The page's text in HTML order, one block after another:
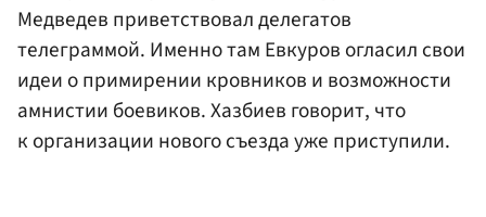
Медведев приветствовал делегатов
телеграммой. Именно там Евкуров огласил свои
идеи о примирении кровников и возможности
амнистии боевиков. Хазбиев говорит, что
к организации нового съезда уже приступили.